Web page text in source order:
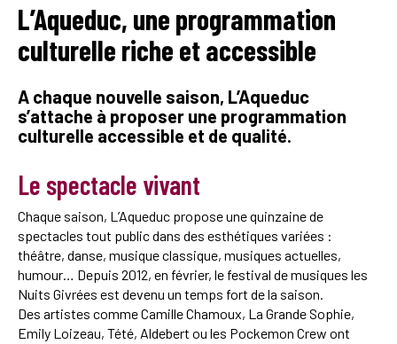
L’Aqueduc, une programmation
culturelle riche et accessible
A chaque nouvelle saison, L’Aqueduc
s’attache à proposer une programmation
culturelle accessible et de qualité.
Le spectacle vivant
Chaque saison, L’Aqueduc propose une quinzaine de
spectacles tout public dans des esthétiques variées :
théâtre, danse, musique classique, musiques actuelles,
humour… Depuis 2012, en février, le festival de musiques les
Nuits Givrées est devenu un temps fort de la saison.
Des artistes comme Camille Chamoux, La Grande Sophie,
Emily Loizeau, Tété, Aldebert ou les Pockemon Crew ont